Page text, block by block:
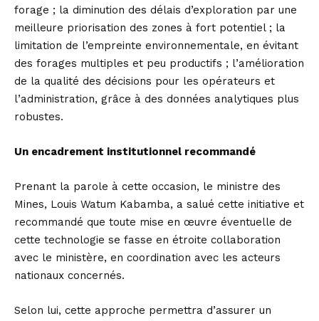
forage ; la diminution des délais d’exploration par une
meilleure priorisation des zones à fort potentiel ; la
limitation de l’empreinte environnementale, en évitant
des forages multiples et peu productifs ; l’amélioration
de la qualité des décisions pour les opérateurs et
l’administration, grâce à des données analytiques plus
robustes.
Un encadrement institutionnel recommandé
Prenant la parole à cette occasion, le ministre des
Mines, Louis Watum Kabamba, a salué cette initiative et
recommandé que toute mise en œuvre éventuelle de
cette technologie se fasse en étroite collaboration
avec le ministère, en coordination avec les acteurs
nationaux concernés.
Selon lui, cette approche permettra d’assurer un